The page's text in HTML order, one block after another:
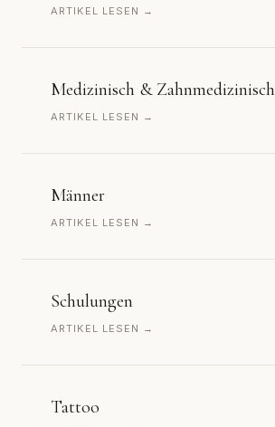
ARTIKEL LESEN →
Medizinisch & Zahnmedizinisch
ARTIKEL LESEN →
Männer
ARTIKEL LESEN →
Schulungen
ARTIKEL LESEN →
Tattoo